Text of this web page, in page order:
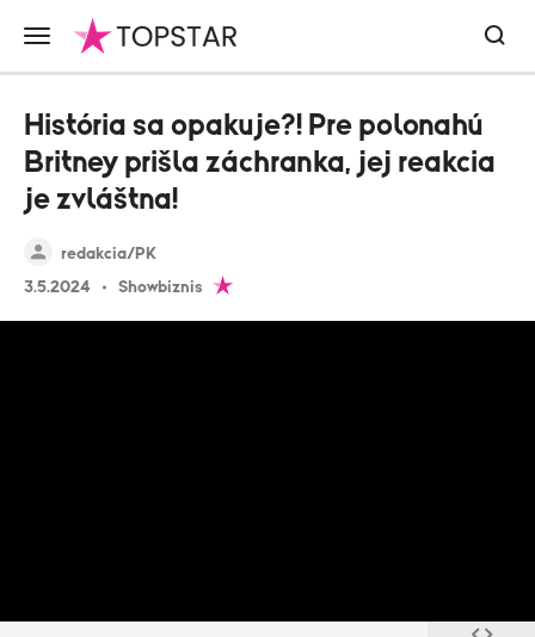
redakcia/PK
3.5.2024
Showbiznis
História sa opakuje?! Pre polonahú
Britney prišla záchranka, jej reakcia
je zvláštna!